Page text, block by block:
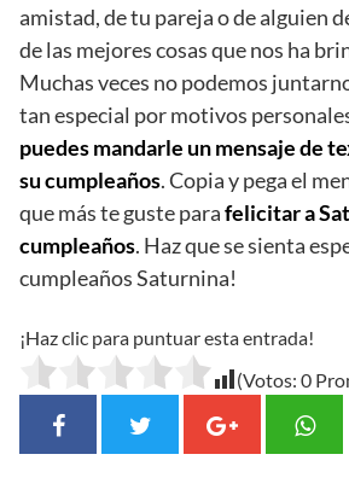
amistad, de tu pareja o de alguien
de las mejores cosas que nos ha
Muchas veces no podemos
tan especial por motivos
puedes mandarle un mensaje de
su cumpleaños. Copia y pega el
que más te guste parafelicitar a
cumpleaños. Haz que se sienta
cumpleaños Saturnina!
¡Haz clic para puntuar esta entrada!
(Votos: 0